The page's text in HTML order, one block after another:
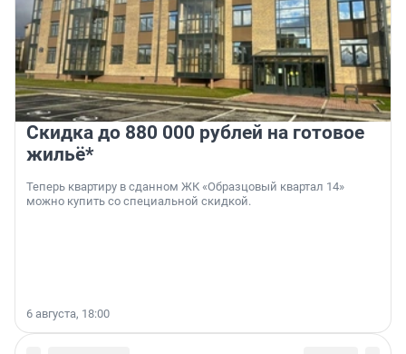
Скидка до 880 000 рублей на готовое
жильё*
Теперь квартиру в сданном ЖК «Образцовый квартал 14»
можно купить со специальной скидкой.
6 августа, 18:00